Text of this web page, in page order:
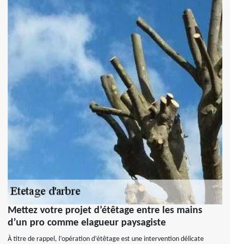
Mettez votre projet d’étêtage entre les mains
d’un pro comme elagueur paysagiste
À titre de rappel, l’opération d’étêtage est une intervention délicate